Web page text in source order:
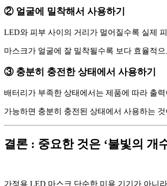
② 얼굴에 밀착해서 사용하기
LED와 피부 사이의 거리가 멀어질수록 실제
마스크가 얼굴에 잘 밀착될수록 보다 효율적
③ 충분히 충전한 상태에서 사용하기
배터리가 부족한 상태에서는 제품에 따라 출
가능하면 충분히 충전된 상태에서 사용하는
결론 : 중요한 것은 ‘불빛의 개
가정용 LED 마스크 단순한 미용 기기가 아니